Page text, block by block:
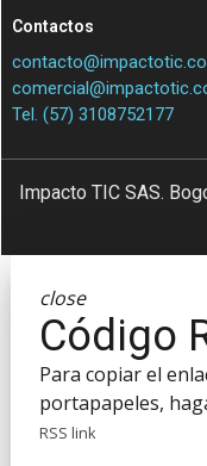
Contactos
contacto@impactotic.co
Tel. (57) 3108752177
Impacto TIC SAS.
close
Código
Para copiar el
portapapeles,
RSS link